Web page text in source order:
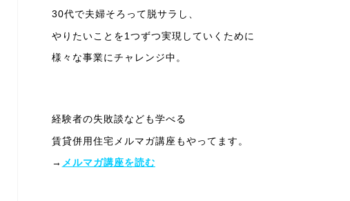
30代で夫婦そろって脱サラし、
やりたいことを1つずつ実現していくために
様々な事業にチャレンジ中。
経験者の失敗談なども学べる
賃貸併用住宅メルマガ講座もやってます。
→ メルマガ講座を読む